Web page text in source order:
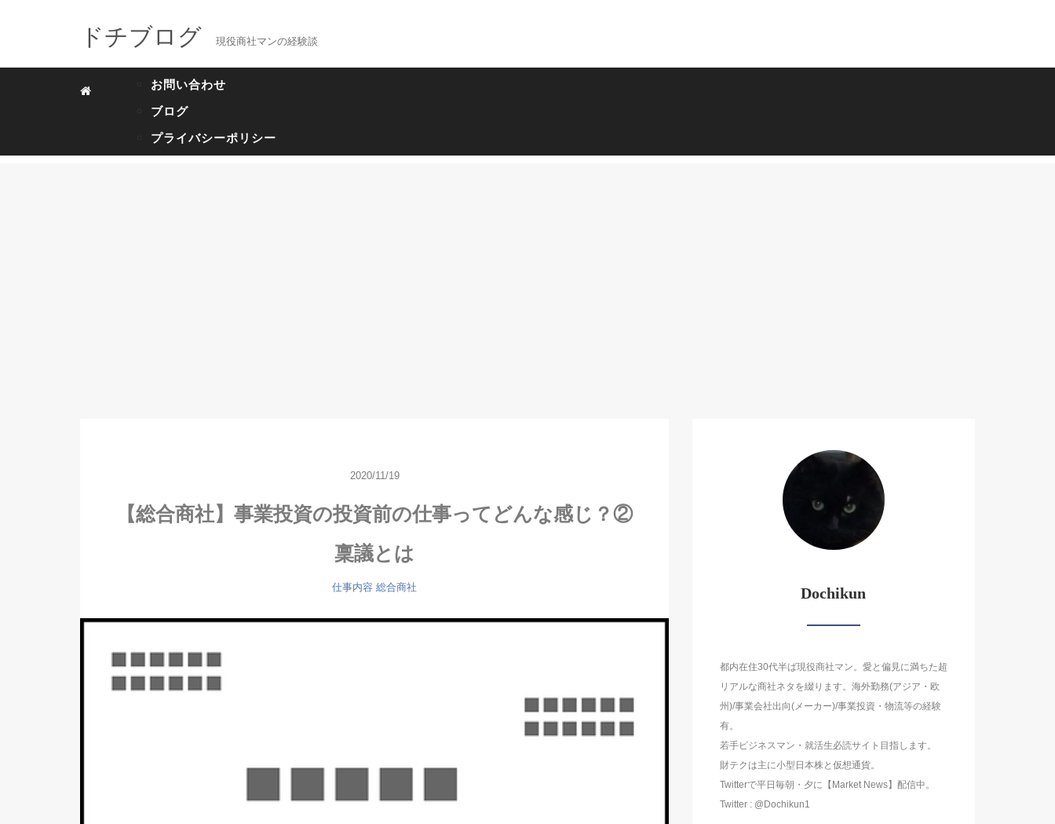
ドチブログ 現役商社マンの経験談
お問い合わせ
ブログ
プライバシーポリシー
2020/11/19
【総合商社】事業投資の投資前の仕事ってどんな感じ？②
稟議とは
仕事内容 総合商社 Dochikun
都内在住30代半ば現役商社マン。愛と偏見に満ちた超
リアルな商社ネタを綴ります。海外勤務(アジア・欧
州)/事業会社出向(メーカー)/事業投資・物流等の経験
有。
若手ビジネスマン・就活生必読サイト目指します。
財テクは主に小型日本株と仮想通貨。
Twitterで平日毎朝・夕に【Market News】配信中。
Twitter : @Dochikun1